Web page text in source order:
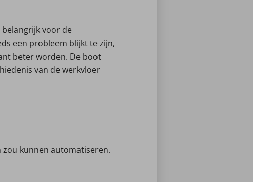
voor de
een probleem blijkt te zijn,
beter worden. De boot
van de werkvloer
zou kunnen automatiseren.